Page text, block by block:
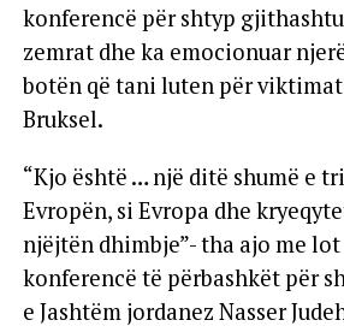
konferencë për shtyp
zemrat dhe ka emocionuar
botën që tani luten për
Bruksel.
“Kjo është … një ditë shumë e
Evropën, si Evropa dhe
njëjtën dhimbje”- tha ajo me lot
konferencë të përbashkët për
e Jashtëm jordanez Nasser